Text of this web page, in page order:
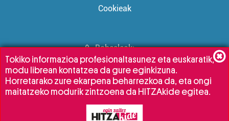
Cookieak
Babesleak:
Tokiko informazioa profesionaltasunez eta euskaratik,
modu librean kontatzea da gure eginkizuna.
Horretarako zure ekarpena beharrezkoa da, eta ongi
maitatzeko modurik zintzoena da HITZAkide egitea.